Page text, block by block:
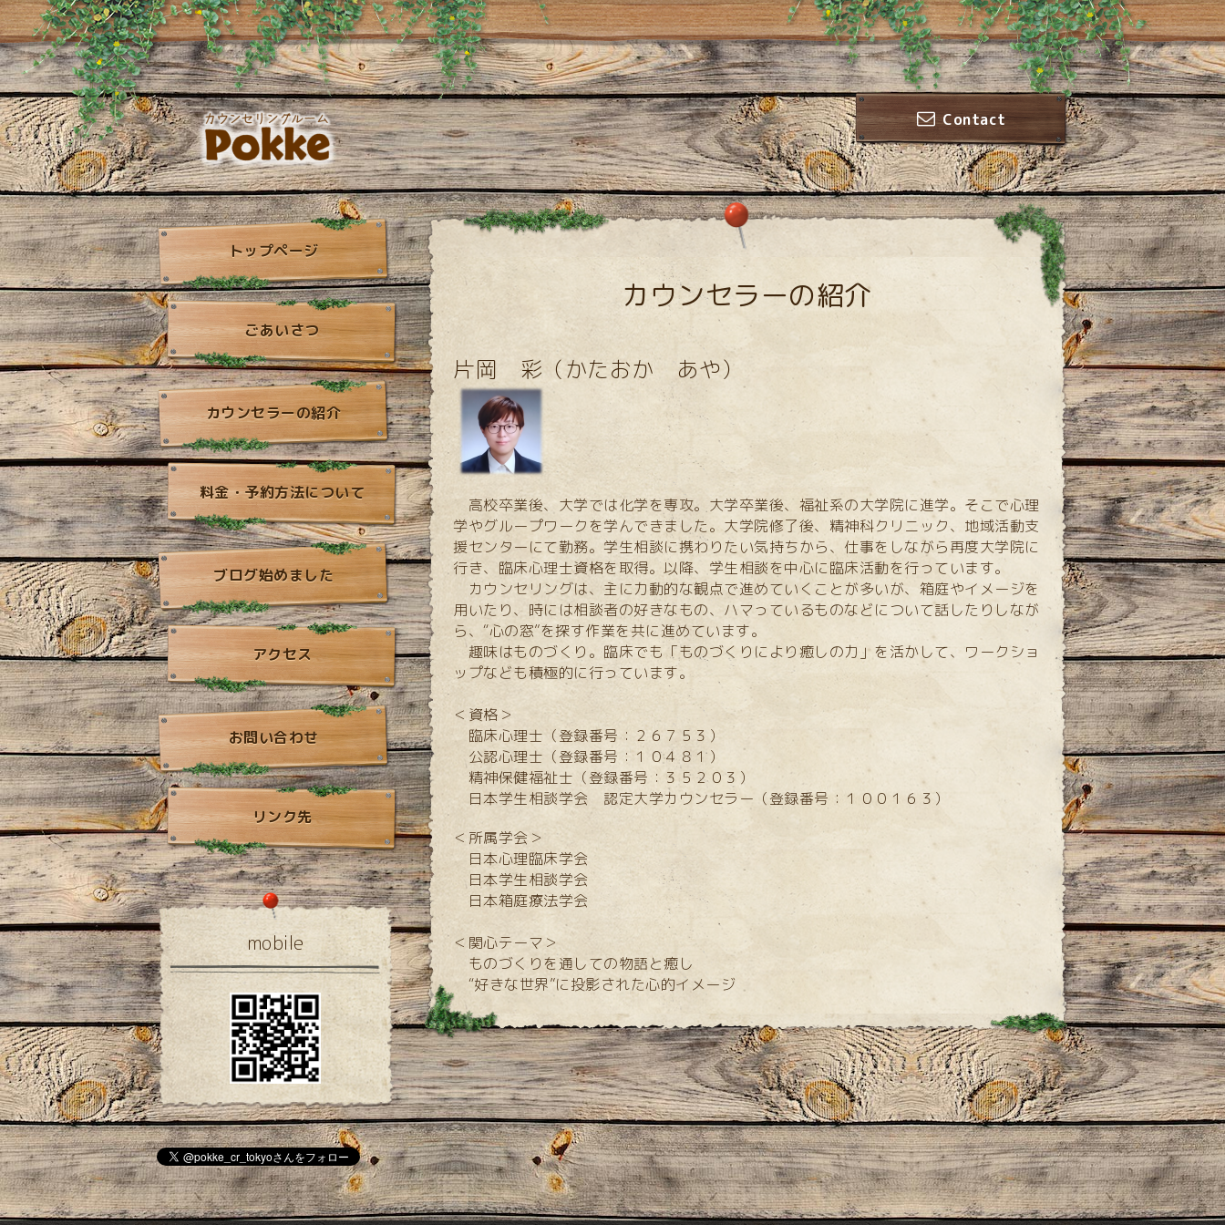
Contact
カウンセラーの紹介
片岡 彩（かたおか あや）
高校卒業後、大学では化学を専攻。大学卒業後、福祉系の大学院に進学。そこで心理
学やグループワークを学んできました。大学院修了後、精神科クリニック、地域活動支
援センターにて勤務。学生相談に携わりたい気持ちから、仕事をしながら再度大学院に
行き、臨床心理士資格を取得。以降、学生相談を中心に臨床活動を行っています。
カウンセリングは、主に力動的な観点で進めていくことが多いが、箱庭やイメージを
用いたり、時には相談者の好きなもの、ハマっているものなどについて話したりしなが
ら、“心の窓”を探す作業を共に進めています。
趣味はものづくり。臨床でも「ものづくりにより癒しの力」を活かして、ワークショ
ップなども積極的に行っています。
＜資格＞
臨床心理士（登録番号：２６７５３）
公認心理士（登録番号：１０４８１）
精神保健福祉士（登録番号：３５２０３ ）
日本学生相談学会 認定大学カウンセラー（登録番号：１００１６３ ）
＜所属学会＞
日本心理臨床学会
日本学生相談学会
日本箱庭療法学会
＜関心テーマ＞
ものづくりを通しての物語と癒し
“好きな世界”に投影された心的イメージ
トップページ
ごあいさつ
カウンセラーの紹介
料金・予約方法について
ブログ始めました
アクセス
お問い合わせ
リンク先
mobile